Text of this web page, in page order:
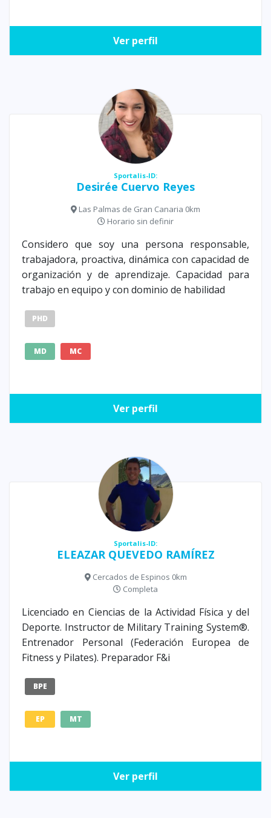
Ver perfil
Sportalis-ID:
Desirée Cuervo Reyes
Las Palmas de Gran Canaria 0km
Horario sin definir
Considero que soy una persona responsable,
trabajadora, proactiva, dinámica con capacidad de
organización y de aprendizaje. Capacidad para
trabajo en equipo y con dominio de habilidad
PHD
MD MC
Ver perfil
Sportalis-ID:
ELEAZAR QUEVEDO RAMÍREZ
Cercados de Espinos 0km
Completa
Licenciado en Ciencias de la Actividad Física y del
Deporte. Instructor de Military Training System®.
Entrenador Personal (Federación Europea de
Fitness y Pilates). Preparador F&i
BPE
EP MT
Ver perfil